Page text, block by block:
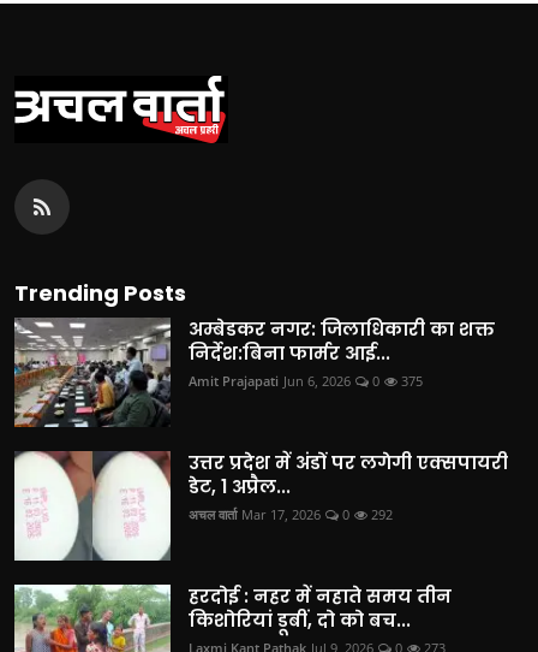
Trending Posts
अम्बेडकर नगर: जिलाधिकारी का शक्त
निर्देश:बिना फार्मर आई...
Amit Prajapati Jun 6, 2026 0 375
उत्तर प्रदेश में अंडों पर लगेगी एक्सपायरी
डेट, 1 अप्रैल...
अचल वार्ता Mar 17, 2026 0 292
हरदोई : नहर में नहाते समय तीन
किशोरियां डूबीं, दो को बच...
Laxmi Kant Pathak Jul 9, 2026 0 273